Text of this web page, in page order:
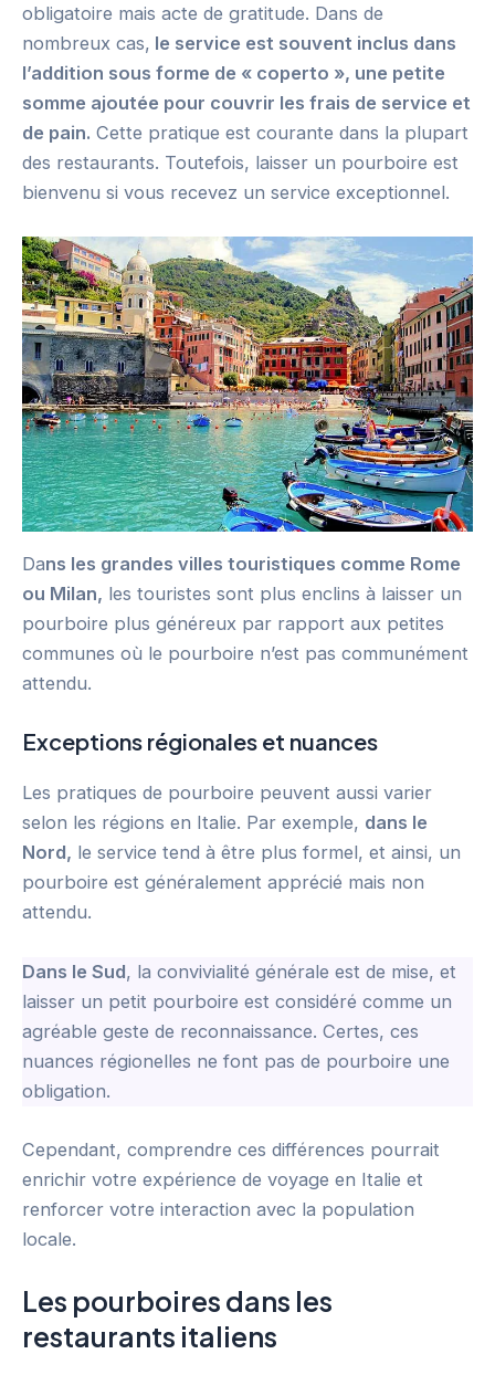
obligatoire mais acte de gratitude. Dans de
nombreux cas, le service est souvent inclus dans
l’addition sous forme de « coperto », une petite
somme ajoutée pour couvrir les frais de service et
de pain. Cette pratique est courante dans la plupart
des restaurants. Toutefois, laisser un pourboire est
bienvenu si vous recevez un service exceptionnel.
Dans les grandes villes touristiques comme Rome
ou Milan, les touristes sont plus enclins à laisser un
pourboire plus généreux par rapport aux petites
communes où le pourboire n’est pas communément
attendu.
Exceptions régionales et nuances
Les pratiques de pourboire peuvent aussi varier
selon les régions en Italie. Par exemple, dans le
Nord, le service tend à être plus formel, et ainsi, un
pourboire est généralement apprécié mais non
attendu.
Dans le Sud, la convivialité générale est de mise, et
laisser un petit pourboire est considéré comme un
agréable geste de reconnaissance. Certes, ces
nuances régionelles ne font pas de pourboire une
obligation.
Cependant, comprendre ces différences pourrait
enrichir votre expérience de voyage en Italie et
renforcer votre interaction avec la population
locale.
Les pourboires dans les
restaurants italiens